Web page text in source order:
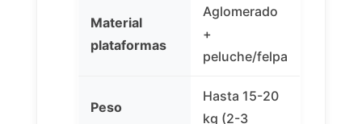
Material
plataformas
Aglomerado
+
peluche/felpa
Peso
Hasta 15-20
kg (2-3